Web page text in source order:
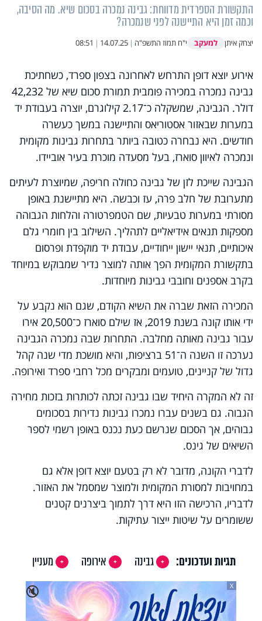
התקשורת הספרדית מדווחת: גבינה נמכרה בסכום שיא. מה הסיבה,
וכמה זמן היא התיישנה לפני שנמכרה?
יצחק איתן למעקב י"ח תמוז התשפ"ה |
14.07.25
|
08:51
אירוע יוצא דופן התרחש לאחרונה בצפון ספרד, כשחתיכת
גבינה נמכרה במכירה פומבית תמורת סכום שיא של 42,232
דולר. הגבינה, שמשקלה כ־2.17 קילוגרם, יוצרה בעבודת יד
במערות שבאזור אסטוריאס והתיישנה במשך כעשרה
חודשים. היא נבחרה כטובה ביותר בתחרות גבינות מקומית
ונמכרה לאיוון סוארז, בעל מסעדה מוכרת בעיר אוביידו.
הגבינה שייכת לזן של גבינה כחולה חריפה, שמיוצרת לעיתים
מתערובת של חלב פרה, עז וכבשה. היא מתיישנת באופן
מסורתי במערות טבעיות, שם הטמפרטורה והלחות הגבוהה
מספקות תנאים אידיאליים לתהליך. השילוב בין חומרי גלם
איכותיים, תנאי יישון ייחודיים, עבודת יד מוקפדת ופרסום
בתקשורת המקומית הפך אותה למוצר נדיר שמבוקש במיוחד
בקרב אספנים וחובבי גבינות מיוחדות.
המכירה הזאת שברה את השיא הקודם, שגם הוא נקבע על
ידי אותו קונה בשנת 2019, אז שילם סוארז כ־20,500 אירו
עבור גבינה מאותה מחלבה. התחרות שבה נמכרה הגבינה
נערכה זו השנה ה־51 ברציפות, והיא מושכת מדי שנה קהל
גדול של קניינים, טועמים ומבקרים מכל רחבי ספרד ואירופה.
זה לא המקרה היחיד שבו גבינה זכתה לכותרות בזכות מחירה
הגבוה. גם בשנים עברו נמכרו גבינות נדירות בסכומים
גבוהים, אך הסכום שנרשם כעת נכנס באופן רשמי לספר
השיאים של גינס.
לדברי הקונה, מדובר לא רק בטעם יוצא דופן אלא גם
במחויבות למסורת המקומית ולמוצר שמסמל את האזור.
לדבריו, הרכישה הזו היא דרך לתמוך ביצרנים קטנים
ששומרים על שיטות ייצור עתיקות.
תגיות ועדכונים: גבינה אירופה
מעניין
🔇
X